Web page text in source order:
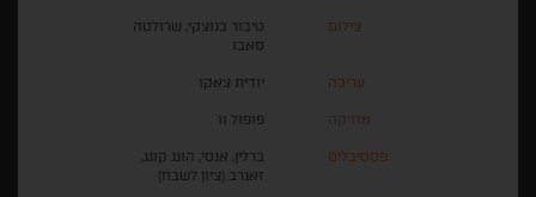
צילום
טיבור בנוצקי, שרולטה
סאבו
עריכה יודית צאקו
מוזיקה פופול וו
פסטיבלים
ברלין, אנסי, הונג קונג,
זאגרב (ציון לשבח)